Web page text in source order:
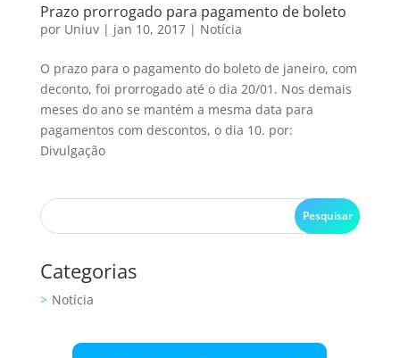
Prazo prorrogado para pagamento de boleto
por Uniuv| jan 10, 2017| Notícia
O prazo para o pagamento do boleto de janeiro, com
deconto, foi prorrogado até o dia 20/01. Nos demais
meses do ano se mantém a mesma data para
pagamentos com descontos, o dia 10. por:
Divulgação
Categorias
Notícia